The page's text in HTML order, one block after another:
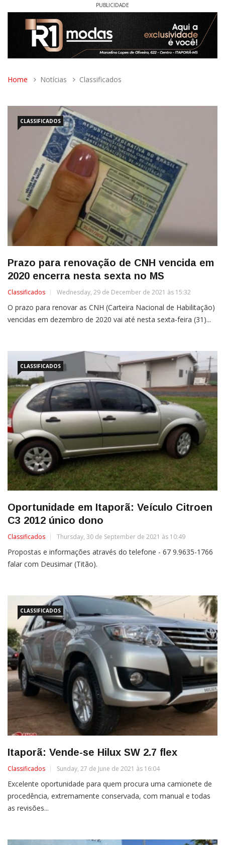
PUBLICIDADE
Home Notícias Classificados
CLASSIFICADOS
Prazo para renovação de CNH vencida em
2020 encerra nesta sexta no MS
Classificados Wednesday, 29 de December de 2021 às 15:32
O prazo para renovar as CNH (Carteira Nacional de Habilitação)
vencidas em dezembro de 2020 vai até nesta sexta-feira (31)...
CLASSIFICADOS
Oportunidade em Itaporã: Veículo Citroen
C3 2012 único dono
Classificados Thursday, 30 de September de 2021 às 10:49
Propostas e informações através do telefone - 67 9.9635-1766
falar com Deusimar (Titão).
CLASSIFICADOS
Itaporã: Vende-se Hilux SW 2.7 flex
Classificados Sunday, 27 de June de 2021 às 16:04
Excelente oportunidade para quem procura uma camionete de
procedência, extremamente conservada, com manual e todas
as revisões...